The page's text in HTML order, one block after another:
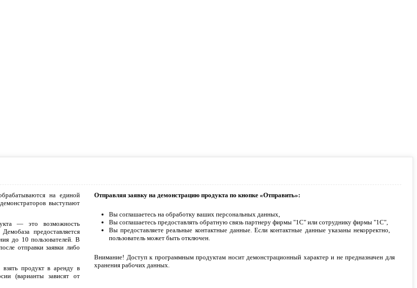
на единой
выступают
— это возможность
предоставляется
до 10 пользователей. В
отправки заявки либо
продукт в аренду в
(варианты зависят от
Отправляя заявку на демонстрацию продукта по кнопке «Отправить»:
Вы соглашаетесь на обработку ваших персональных данных,
Вы соглашаетесь предоставлять обратную связь партнеру фирмы "1С" или сотруднику фирмы "1С",
Вы предоставляете реальные контактные данные. Если контактные данные указаны некорректно,
пользователь может быть отключен.
Внимание! Доступ к программным продуктам носит демонстрационный характер и не предназначен для
хранения рабочих данных.